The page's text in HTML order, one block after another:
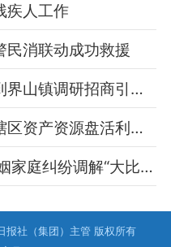
疾人工作
民消联动成功救援
泉港区政府主要领导带队到界山镇调研招商引资、争资化债等重点工作
泉港区政府主要领导调研辖区资产资源盘活利用工作
法理情相融 泉港区上演婚姻家庭纠纷调解“大比武”
社（集团）主管 版权所有